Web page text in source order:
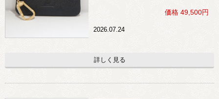
ケース
価格 49,500円
2026.07.24
詳しく見る